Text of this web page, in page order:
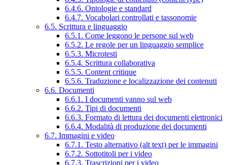
6.4.6. Ontologie e standard
6.4.7. Vocabolari controllati e tassonomie
6.5. Scrittura e linguaggio
6.5.1. Come leggono le persone sul web
6.5.2. Le regole per un linguaggio semplice
6.5.3. Microtesti
6.5.4. Scrittura collaborativa
6.5.5. Content critique
6.5.6. Traduzione e localizzazione dei contenuti
6.6. Documenti
6.6.1. I documenti vanno sul web
6.6.2. Tipi di documenti
6.6.3. Formato di lettura dei documenti elettronici
6.6.4. Modalità di produzione dei documenti
6.7. Immagini e video
6.7.1. Testo alternativo (alt text) per le immagini
6.7.2. Sottotitoli per i video
6.7.3. Trascrizioni per i video